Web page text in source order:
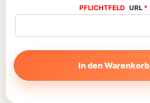
URL *
In den Warenkorb